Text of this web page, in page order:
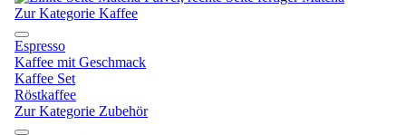
Zur Kategorie Kaffee
Espresso
Kaffee mit Geschmack
Kaffee Set
Röstkaffee
Zur Kategorie Zubehör